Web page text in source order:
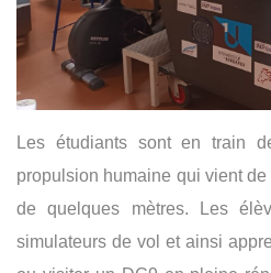
Les étudiants sont en train
propulsion humaine qui vient
de quelques mètres. Les
simulateurs de vol et ainsi